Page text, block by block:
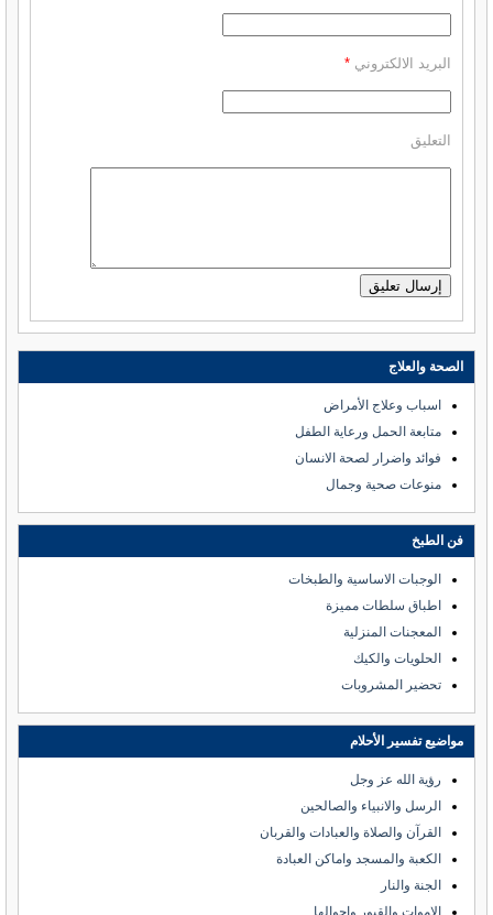
البريد الالكتروني *
التعليق
الصحة والعلاج
اسباب وعلاج الأمراض
متابعة الحمل ورعاية الطفل
فوائد واضرار لصحة الانسان
منوعات صحية وجمال
فن الطبخ
الوجبات الاساسية والطبخات
اطباق سلطات مميزة
المعجنات المنزلية
الحلويات والكيك
تحضير المشروبات
مواضيع تفسير الأحلام
رؤية الله عز وجل
الرسل والانبياء والصالحين
القرآن والصلاة والعبادات والقربان
الكعبة والمسجد واماكن العبادة
الجنة والنار